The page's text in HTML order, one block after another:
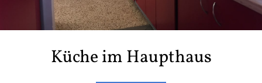
Küche im Haupthaus